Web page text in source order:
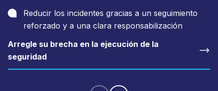
Reducir los incidentes gracias a un seguimiento
reforzado y a una clara responsabilización
Arregle su brecha en la ejecución de la
seguridad